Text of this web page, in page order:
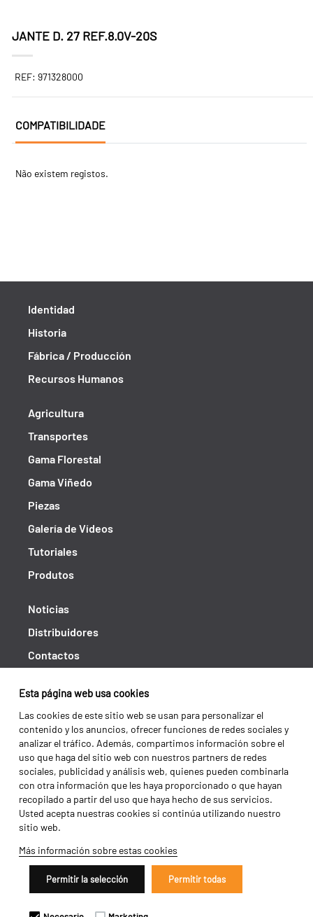
Esta página web usa cookies
Las cookies de este sitio web se usan para personalizar el
contenido y los anuncios, ofrecer funciones de redes sociales y
analizar el tráfico. Además, compartimos información sobre el
uso que haga del sitio web con nuestros partners de redes
sociales, publicidad y análisis web, quienes pueden combinarla
con otra información que les haya proporcionado o que hayan
recopilado a partir del uso que haya hecho de sus servicios.
Usted acepta nuestras cookies si continúa utilizando nuestro
sitio web.
Más información sobre estas cookies
Permitir la selección Permitir todas
JANTE D. 27 REF.8.0V-20S
REF: 971328000
COMPATIBILIDADE
Não existem registos.
Identidad
Historia
Fábrica / Producción
Recursos Humanos
Agricultura
Transportes
Gama Florestal
Gama Viñedo
Piezas
Galería de Vídeos
Tutoriales
Produtos
Noticias
Distribuidores
Contactos
Shipping returns
Política de privacidad
Términos y condiciones